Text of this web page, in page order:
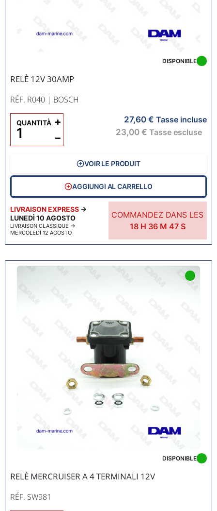
RELÈ 12V 30AMP
RÉF. R040 | BOSCH
LIVRAISON EXPRESS →
LUNEDÌ 10 AGOSTO
LIVRAISON CLASSIQUE →
MERCOLEDÌ 12 AGOSTO
COMMANDEZ DANS LES
18H 36M 46 S
DISPONIBLE
27,60 € Tasse incluse
23,00 € Tasse escluse
QUANTITÀ
−
+
VOIR LE PRODUIT
AGGIUNGI AL CARRELLO
RELÈ MERCRUISER A 4 TERMINALI 12V
RÉF. SW981
DISPONIBLE